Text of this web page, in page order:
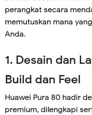
perangkat secara
memutuskan mana
Anda.
1. Desain dan
Build dan Feel
Huawei Pura 80 hadir
premium, dilengkapi